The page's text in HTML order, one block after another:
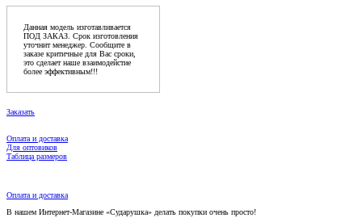
Данная модель изготавливается
ПОД ЗАКАЗ. Срок изготовления
уточнит менеджер. Сообщите в
заказе критичные для Вас сроки,
это сделает наше взаимодейстие
более эффективным!!!
Заказать
Оплата и доставка
Для оптовиков
Таблица размеров
Оплата и доставка
В нашем Интернет-Магазине «Сударушка» делать покупки очень просто!